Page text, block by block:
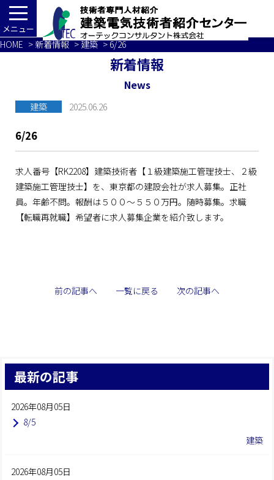
メニュー
HOME > 新着情報 >建築 > 6/26
新着情報
News
建築 2025.06.26
6/26
求人番号【RK2208】建築技術者【１級建築施工管理技士、２級
建築施工管理技士】を、東京都の建設会社が求人募集。正社
員。年齢不問。報酬は５００～５５０万円。随時募集。求職
【転職再就職】希望者に求人募集企業を紹介致します。
前の記事へ 一覧に戻る 次の記事へ
最新の記事
2026年08月05日
8/5
建築
2026年08月05日